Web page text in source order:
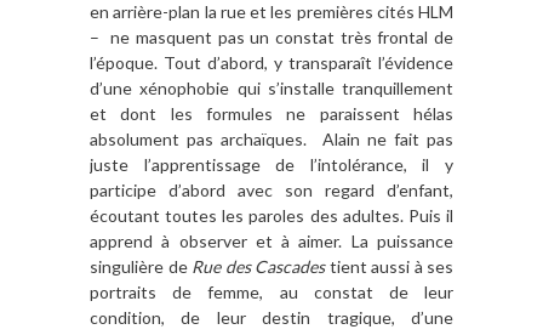
en arrière-plan la rue et les premières cités HLM
– ne masquent pas un constat très frontal de
l’époque. Tout d’abord, y transparaît l’évidence
d’une xénophobie qui s’installe tranquillement
et dont les formules ne paraissent hélas
absolument pas archaïques. Alain ne fait pas
juste l’apprentissage de l’intolérance, il y
participe d’abord avec son regard d’enfant,
écoutant toutes les paroles des adultes. Puis il
apprend à observer et à aimer. La puissance
singulière deRue des Cascadestient aussi à ses
portraits de femme, au constat de leur
condition, de leur destin tragique, d’une